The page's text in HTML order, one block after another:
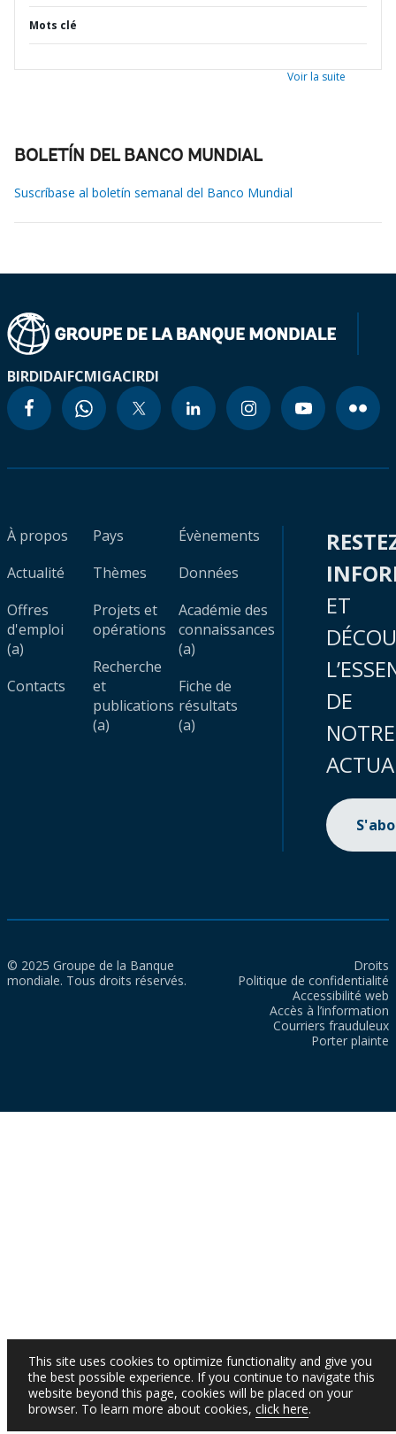
Mots clé
Voir la suite
BOLETÍN DEL BANCO MUNDIAL
Suscríbase al boletín semanal del Banco Mundial
BIRDIDAIFCMIGACIRDI
À propos
Actualité
Offres
d'emploi
(a)
Contacts
Pays
Thèmes
Projets et
opérations
Recherche
et
publications
(a)
Évènements
Données
Académie des
connaissances
(a)
Fiche de
résultats
(a)
ET
DE
NOTRE
© 2025 Groupe de la Banque
mondiale. Tous droits réservés.
Droits
Politique de confidentialité
Accessibilité web
Accès à l’information
Courriers frauduleux
Porter plainte
This site uses cookies to optimize functionality and give you
the best possible experience. If you continue to navigate this
website beyond this page, cookies will be placed on your
browser. To learn more about cookies, click here.